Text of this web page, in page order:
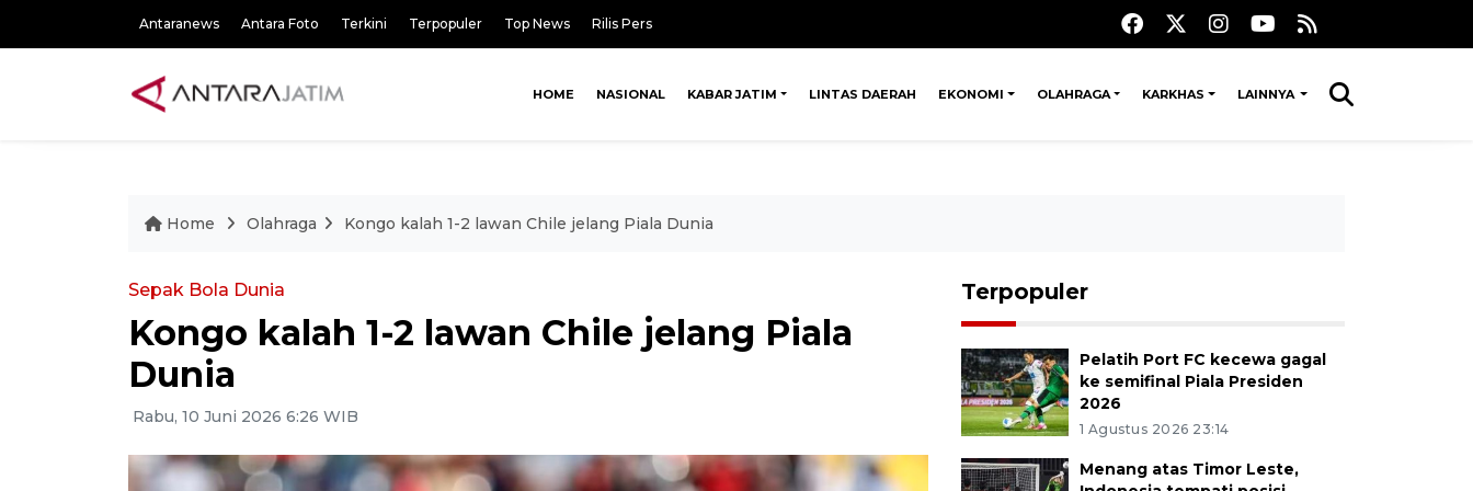
Antaranews Antara Foto Terkini Terpopuler Top News Rilis Pers
HOME NASIONAL KABAR JATIM LINTAS DAERAH EKONOMI OLAHRAGA KARKHAS LAINNYA
Home Olahraga Kongo kalah 1-2 lawan Chile jelang Piala Dunia
Sepak Bola Dunia
Kongo kalah 1-2 lawan Chile jelang Piala
Dunia
Rabu, 10 Juni 2026 6:26 WIB
Terpopuler
Pelatih Port FC kecewa gagal
ke semifinal Piala Presiden
2026
1 Agustus 2026 23:14
Menang atas Timor Leste,